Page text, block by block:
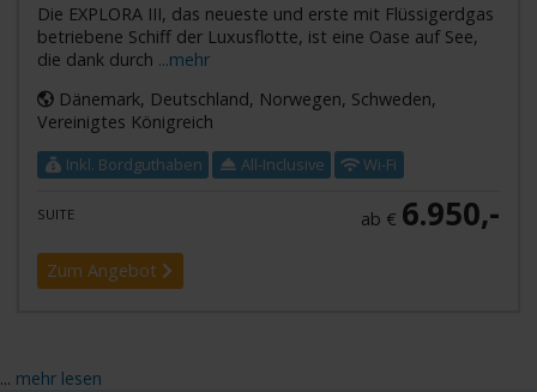
Die EXPLORA III, das neueste und erste mit Flüssigerdgas
betriebene Schiff der Luxusflotte, ist eine Oase auf See,
die dank durch ...mehr
Dänemark, Deutschland, Norwegen, Schweden,
Vereinigtes Königreich
Inkl. Bordguthaben All-Inclusive Wi-Fi
SUITE ab € 6.950,-
Zum Angebot
... mehr lesen